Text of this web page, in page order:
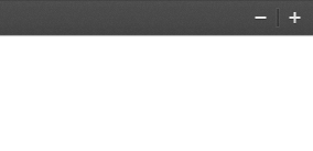
Zoom